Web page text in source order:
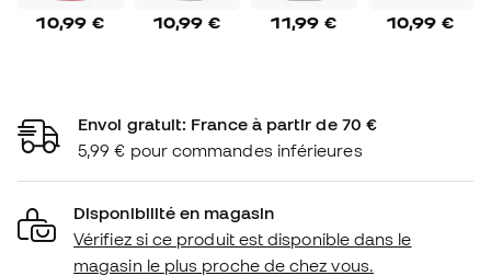
10,99 € 10,99 € 11,99 € 10,99 €
Envoi gratuit: France à partir de 70 €
5,99 € pour commandes inférieures
Disponibilité en magasin
Vérifiez si ce produit est disponible dans le
magasin le plus proche de chez vous.